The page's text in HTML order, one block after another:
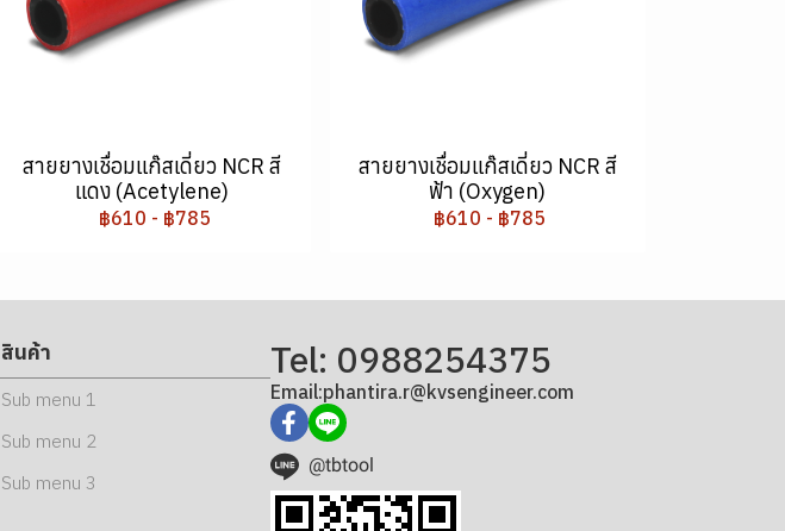
สายยางเชื่อมแก๊สเดี่ยว NCR สี
แดง (Acetylene)
฿610 - ฿785
สายยางเชื่อมแก๊สเดี่ยว NCR สี
ฟ้า (Oxygen)
฿610 - ฿785
สินค้า
Sub menu 1
Sub menu 2
Sub menu 3
Tel: 0988254375
Email:phantira.r@kvsengineer.com
@tbtool